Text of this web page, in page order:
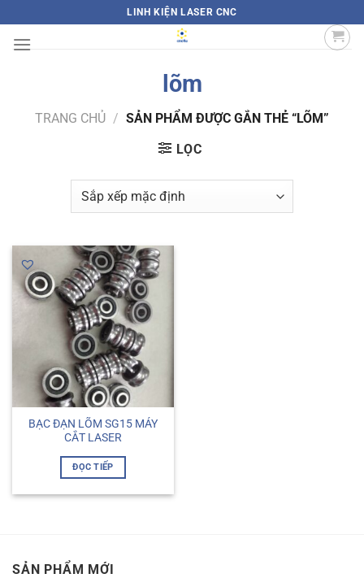
qua
nội
LINH KIỆN LASER CNC
lõm
TRANG CHỦ / SẢN PHẨM ĐƯỢC GẮN THẺ “LÕM”
LỌC
BẠC ĐẠN LÕM SG15 MÁY
CẮT LASER
ĐỌC TIẾP
SẢN PHẨM MỚI